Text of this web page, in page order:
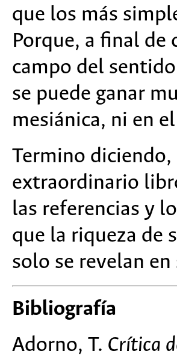
que los más
Porque, a final de
campo del
se puede ganar
mesiánica, ni en
Termino
extraordinario
las referencias y
que la riqueza de
solo se revelan
Bibliografía
Adorno, T. Crítica